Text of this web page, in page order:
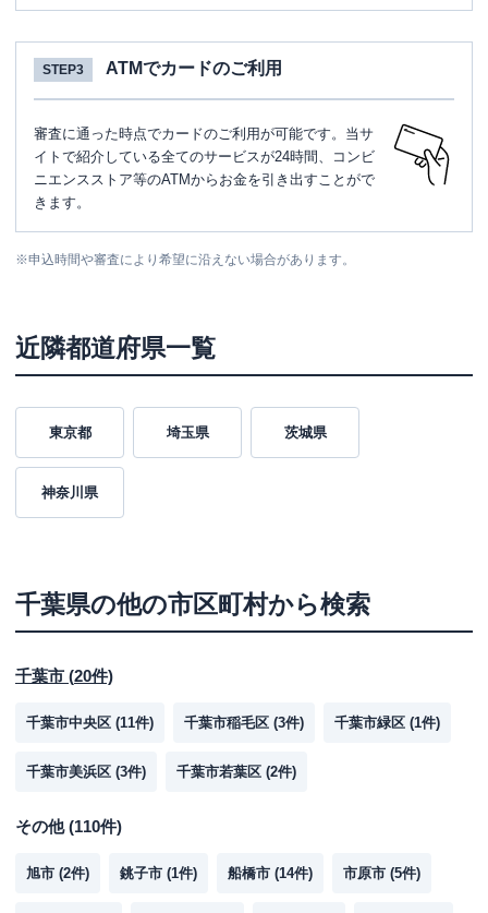
STEP3 ATMでカードのご利用
審査に通った時点でカードのご利用が可能です。当サ
イトで紹介している全てのサービスが24時間、コンビ
ニエンスストア等のATMからお金を引き出すことがで
きます。
※申込時間や審査により希望に沿えない場合があります。
近隣都道府県一覧
東京都 埼玉県 茨城県
神奈川県
千葉県の他の市区町村から検索
千葉市 (20件)
千葉市中央区 (11件) 千葉市稲毛区 (3件) 千葉市緑区 (1件)
千葉市美浜区 (3件) 千葉市若葉区 (2件)
その他(110件)
旭市 (2件) 銚子市 (1件) 船橋市 (14件) 市原市 (5件)